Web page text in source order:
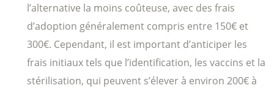
l’alternative la moins coûteuse, avec des frais
d’adoption généralement compris entre 150€ et
300€. Cependant, il est important d’anticiper les
frais initiaux tels que l’identification, les vaccins et la
stérilisation, qui peuvent s’élever à environ 200€ à